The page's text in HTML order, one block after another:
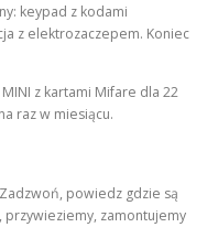
keypad z kodami
z elektrozaczepem. Koniec
z kartami Mifare dla 22
raz w miesiącu.
powiedz gdzie są
zamontujemy